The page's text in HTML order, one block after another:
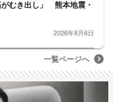
がむき出し」 熊本地震・
2026年8月6日
一覧ページへ